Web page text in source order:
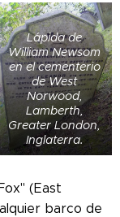
Lápida de
William Newsom
en el cementerio
de West
Norwood,
Lamberth,
Greater London,
Inglaterra.
(East
barco de